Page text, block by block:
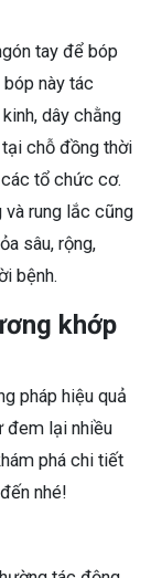
tay để bóp
này tác
dây chằng
chỗ đồng thời
tổ chức cơ.
và rung lắc cũng
sâu, rộng,
bệnh.
khớp
pháp hiệu quả
đem lại nhiều
phá chi tiết
nhé!